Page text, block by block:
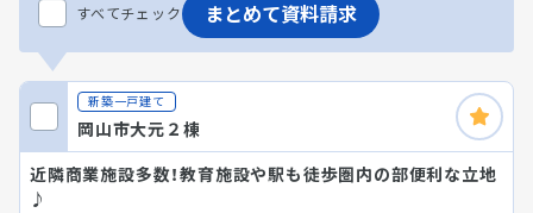
すべてチェック まとめて資料請求
新築一戸建て
岡山市大元２棟
近隣商業施設多数！教育施設や駅も徒歩圏内の部便利な立地
♪